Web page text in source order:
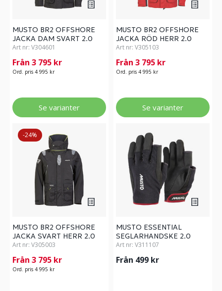
MUSTO BR2 OFFSHORE
JACKA DAM SVART 2.0
Art nr: V304601
Från 3 795 kr
Ord. pris 4 995 kr
Se varianter
MUSTO BR2 OFFSHORE
JACKA RÖD HERR 2.0
Art nr: V305103
Från 3 795 kr
Ord. pris 4 995 kr
Se varianter
-24%
MUSTO BR2 OFFSHORE
JACKA SVART HERR 2.0
Art nr: V305003
Från 3 795 kr
Ord. pris 4 995 kr
MUSTO ESSENTIAL
SEGLARHANDSKE 2.0
Art nr: V311107
Från 499 kr